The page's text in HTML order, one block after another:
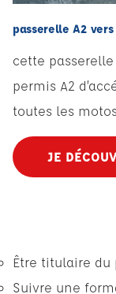
passerelle A2 vers
cette
permis A2
toutes les
JE
Être titulaire du
Suivre une